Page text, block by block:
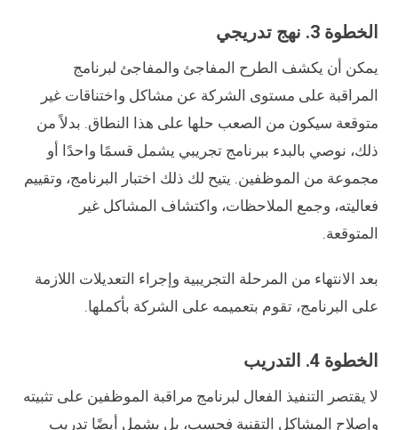
الخطوة 3. نهج تدريجي
يمكن أن يكشف الطرح المفاجئ والمفاجئ لبرنامج
المراقبة على مستوى الشركة عن مشاكل واختناقات غير
متوقعة سيكون من الصعب حلها على هذا النطاق. بدلاً من
ذلك، نوصي بالبدء ببرنامج تجريبي يشمل قسمًا واحدًا أو
مجموعة من الموظفين. يتيح لك ذلك اختبار البرنامج، وتقييم
فعاليته، وجمع الملاحظات، واكتشاف المشاكل غير
المتوقعة.
بعد الانتهاء من المرحلة التجريبية وإجراء التعديلات اللازمة
على البرنامج، تقوم بتعميمه على الشركة بأكملها.
الخطوة 4. التدريب
لا يقتصر التنفيذ الفعال لبرنامج مراقبة الموظفين على تثبيته
وإصلاح المشاكل التقنية فحسب، بل يشمل أيضًا تدريب